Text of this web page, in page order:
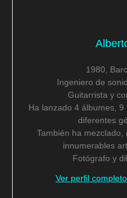
1980,
Ingeniero de
Guitarrista y
Ha lanzado 4 álbumes,
diferentes
También ha
innumerables
Fotógrafo y
Ver perfil